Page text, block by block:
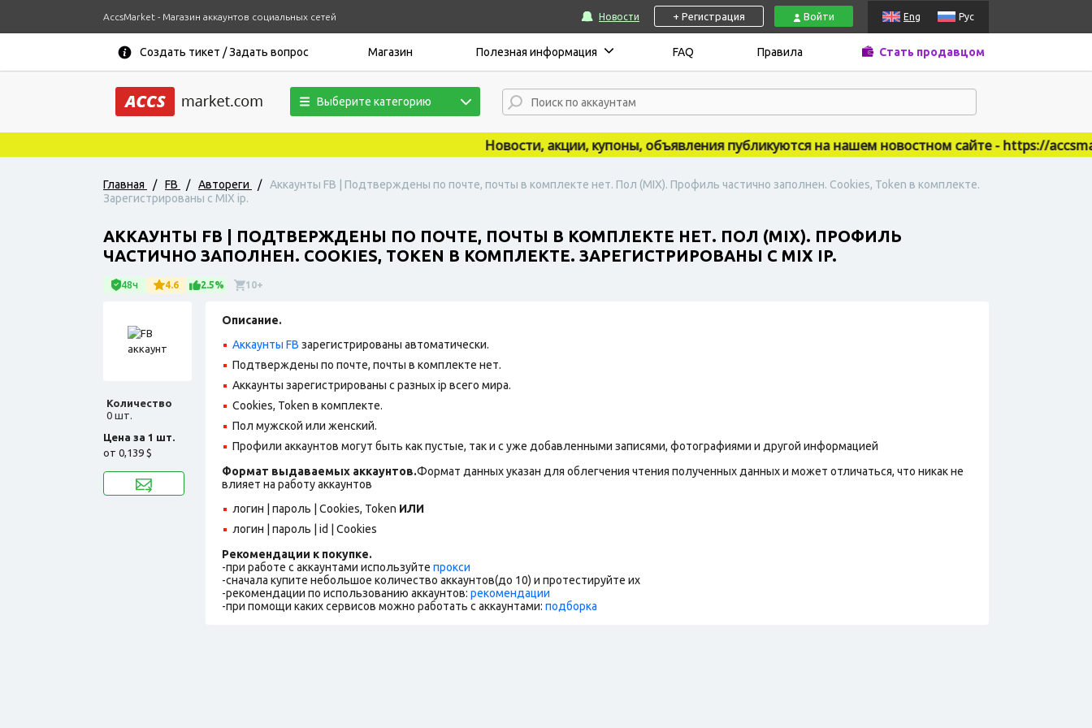
AccsMarket - Магазин аккаунтов социальных сетей Новости + Регистрация Войти Eng Рус
Создать тикет / Задать вопрос Магазин Полезная информация FAQ Правила Стать продавцом
Выберите категорию
Новости, акции, купоны, объявления публикуются на нашем новостном сайте - https://
Главная / FB / Автореги /
Аккаунты FB | Подтверждены по почте, почты в комплекте нет. Пол (MIX). Профиль частично заполнен. Cookies, Token в комплекте.
Зарегистрированы с MIX ip.
АККАУНТЫ FB | ПОДТВЕРЖДЕНЫ ПО ПОЧТЕ, ПОЧТЫ В КОМПЛЕКТЕ НЕТ. ПОЛ (MIX). ПРОФИЛЬ
ЧАСТИЧНО ЗАПОЛНЕН. COOKIES, TOKEN В КОМПЛЕКТЕ. ЗАРЕГИСТРИРОВАНЫ С MIX IP.
48ч 4.6 2.5% 10+
Количество
0 шт.
Цена за 1 шт.
от 0,139 $
Описание.
Аккаунты FB зарегистрированы автоматически.
Подтверждены по почте, почты в комплекте нет.
Аккаунты зарегистрированы с разных ip всего мира.
Cookies, Token в комплекте.
Пол мужской или женский.
Профили аккаунтов могут быть как пустые, так и с уже добавленными записями, фотографиями и другой информацией
Формат выдаваемых аккаунтов.Формат данных указан для облегчения чтения полученных данных и может отличаться, что никак не
влияет на работу аккаунтов
логин | пароль | Cookies, Token ИЛИ
логин | пароль | id | Cookies
Рекомендации к покупке.
-при работе с аккаунтами используйте прокси
-сначала купите небольшое количество аккаунтов(до 10) и протестируйте их
-рекомендации по использованию аккаунтов: рекомендации
-при помощи каких сервисов можно работать с аккаунтами: подборка